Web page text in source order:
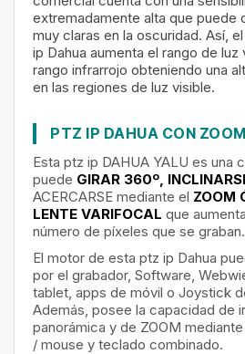
extremadamente alta que puede
muy claras en la oscuridad. Así,
ip Dahua aumenta el rango de
rango infrarrojo obteniendo una
en las regiones de luz visible.
PTZ IP DAHUA CON
Esta ptz ip DAHUA YALU es una
puede GIRAR 360º,
ACERCARSE mediante el ZOOM
LENTE VARIFOCAL que aumenta
número de píxeles que se graban.
El motor de esta ptz ip Dahua
por el grabador, Software,
tablet, apps de móvil o Joystick
Además, posee la capacidad de
panorámica y de ZOOM
/ mouse y teclado combinado.